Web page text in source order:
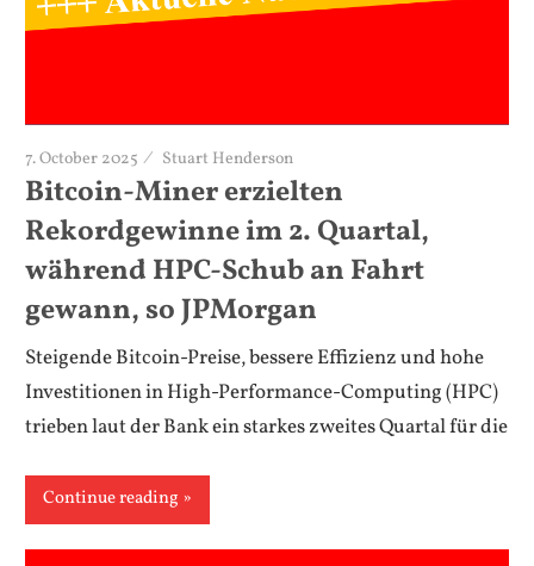
7. October 2025 Stuart Henderson
Bitcoin-Miner erzielten
Rekordgewinne im 2. Quartal,
während HPC-Schub an Fahrt
gewann, so JPMorgan
Steigende Bitcoin-Preise, bessere Effizienz und hohe
Investitionen in High-Performance-Computing (HPC)
trieben laut der Bank ein starkes zweites Quartal für die
Continue reading